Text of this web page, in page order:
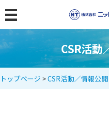
トップ
製品情報
クリーンルームの規格と清浄度
CSR活動
トップページ >CSR活動／情報公開